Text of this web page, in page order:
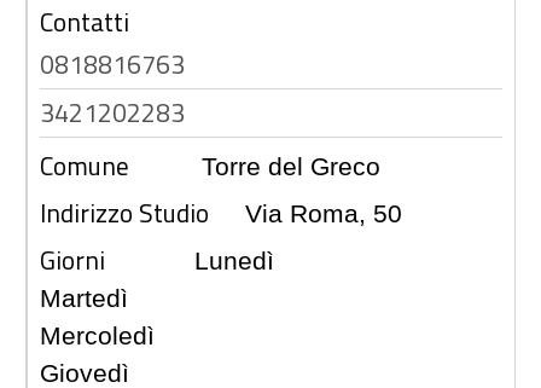
Contatti
0818816763
3421202283
Comune
Torre del Greco
Indirizzo Studio Via Roma, 50
Giorni
Lunedì
Martedì
Mercoledì
Giovedì